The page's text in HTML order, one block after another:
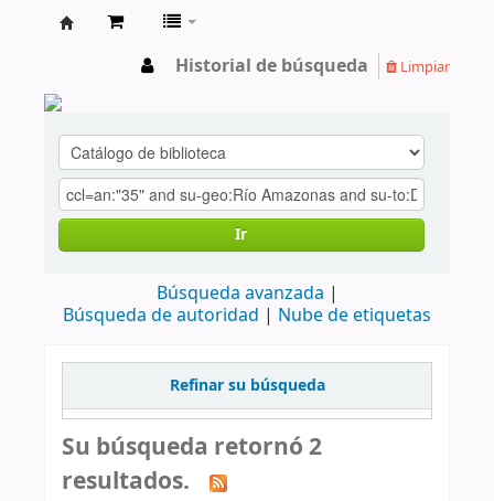
Historial de búsqueda Limpiar
Ir
Búsqueda avanzada
Búsqueda de autoridad
Nube de etiquetas
Refinar su búsqueda
Su búsqueda retornó 2
resultados.